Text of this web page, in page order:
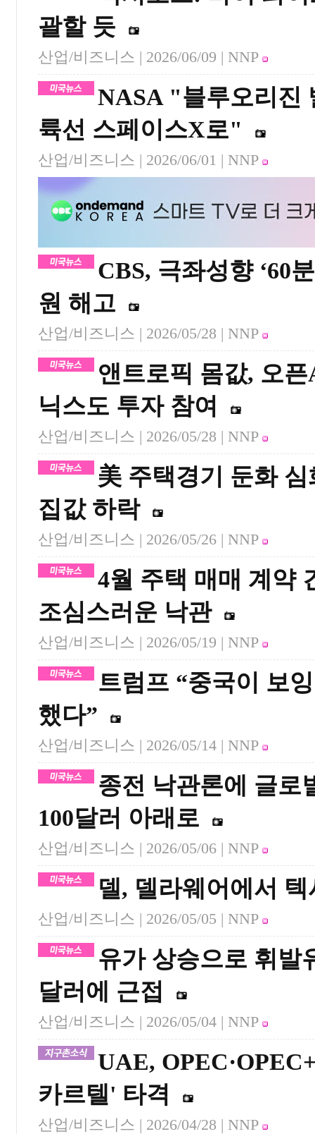
괄할 듯
산업/비즈니스 | 2026/06/09 | NNP
NASA "블루오리진
륙선 스페이스X로"
산업/비즈니스 | 2026/06/01 | NNP
CBS, 극좌성향 ‘60
원 해고
산업/비즈니스 | 2026/05/28 | NNP
앤트로픽 몸값, 오
닉스도 투자 참여
산업/비즈니스 | 2026/05/28 | NNP
美 주택경기 둔화
집값 하락
산업/비즈니스 | 2026/05/26 | NNP
4월 주택 매매 계약
조심스러운 낙관
산업/비즈니스 | 2026/05/19 | NNP
트럼프 “중국이 보
했다”
산업/비즈니스 | 2026/05/14 | NNP
종전 낙관론에 글로
100달러 아래로
산업/비즈니스 | 2026/05/06 | NNP
델, 델라웨어에서
산업/비즈니스 | 2026/05/05 | NNP
유가 상승으로 휘발
달러에 근접
산업/비즈니스 | 2026/05/04 | NNP
UAE,
카르텔' 타격
산업/비즈니스 | 2026/04/28 | NNP